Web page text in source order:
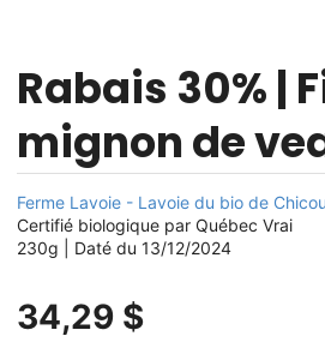
Rabais 30% |
mignon de
Ferme Lavoie - Lavoie du bio de
Certifié biologique par Québec Vrai
230g | Daté du 13/12/2024
34,29 $